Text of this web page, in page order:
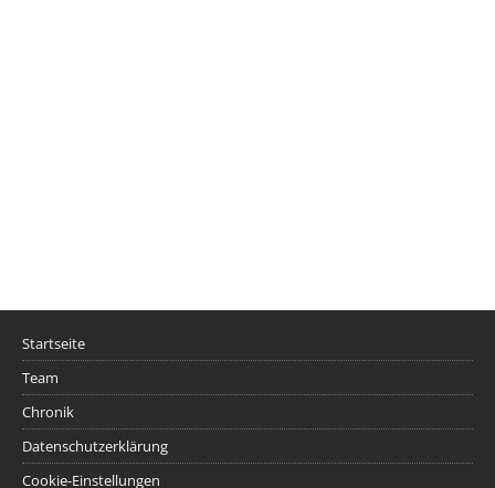
Startseite
Team
Chronik
Datenschutzerklärung
Cookie-Einstellungen